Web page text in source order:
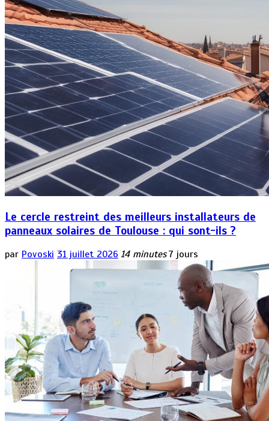
Le cercle restreint des meilleurs installateurs de
panneaux solaires de Toulouse : qui sont-ils ?
par Povoski 31 juillet 2026 14 minutes 7 jours